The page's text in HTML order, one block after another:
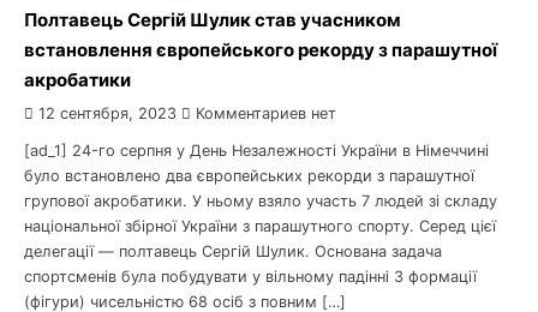
Полтавець Сергій Шулик став учасником
встановлення європейського рекорду з парашутної
акробатики
12 сентября, 2023 Комментариев нет
[ad_1] 24-го серпня у День Незалежності України в Німеччині
було встановлено два європейських рекорди з парашутної
групової акробатики. У ньому взяло участь 7 людей зі складу
національної збірної України з парашутного спорту. Серед цієї
делегації — полтавець Сергій Шулик. Основана задача
спортсменів була побудувати у вільному падінні 3 формації
(фігури) чисельністю 68 осіб з повним […]